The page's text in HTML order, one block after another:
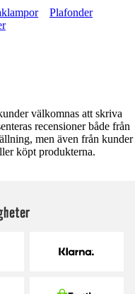
Plafonder
välkomnas att skriva
recensioner både från
men även från kunder
köpt produkterna.